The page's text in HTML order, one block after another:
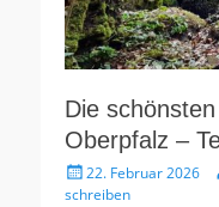
Die
Oberpfalz –
Gepostet
am
22. Februar 2026
schreiben